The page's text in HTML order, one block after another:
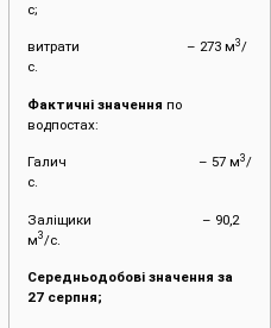
с;
витрати – 273 м3/
с.
Фактичні значення по
водпостах:
Галич – 57 м3/
с.
Заліщики – 90,2
м3/с.
Середньодобові значення за
27 серпня;